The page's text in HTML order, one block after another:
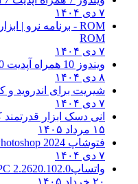
۷ دی ۱۴۰۴
ROM - برنامه نرو | ابزار رایت حرفه ای و
ROM
۷ دی ۱۴۰۴
ویندوز 10 همراه آپدیت 10 22H2
۸ دی ۱۴۰۴
شیریت برای اندروید و
۷ دی ۱۴۰۴
انی دسک ابزار قدرتمند
۱۵ مرداد ۱۴۰۵
فتوشاپ CC 2025 2024
۷ دی ۱۴۰۴
واتساپ2.2620.102.0
۲۰ خرداد ۱۴۰۵